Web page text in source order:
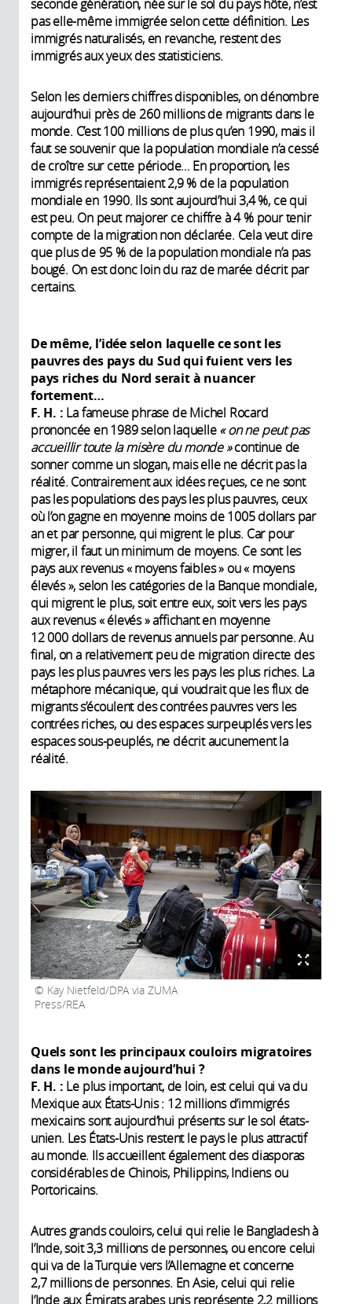
seconde génération, née sur le sol du pays hôte, n’est
pas elle-même immigrée selon cette définition. Les
immigrés naturalisés, en revanche, restent des
immigrés aux yeux des statisticiens.
Selon les derniers chiffres disponibles, on dénombre
aujourd’hui près de 260 millions de migrants dans le
monde. C’est 100 millions de plus qu’en 1990, mais il
faut se souvenir que la population mondiale n’a cessé
de croître sur cette période… En proportion, les
immigrés représentaient 2,9 % de la population
mondiale en 1990. Ils sont aujourd’hui 3,4 %, ce qui
est peu. On peut majorer ce chiffre à 4 % pour tenir
compte de la migration non déclarée. Cela veut dire
que plus de 95 % de la population mondiale n’a pas
bougé. On est donc loin du raz de marée décrit par
certains.
De même, l’idée selon laquelle ce sont les
pauvres des pays du Sud qui fuient vers les
pays riches du Nord serait à nuancer
fortement…
F. H. : La fameuse phrase de Michel Rocard
prononcée en 1989 selon laquelle« on ne peut pas
accueillir toute la misère du monde »continue de
sonner comme un slogan, mais elle ne décrit pas la
réalité. Contrairement aux idées reçues, ce ne sont
pas les populations des pays les plus pauvres, ceux
où l’on gagne en moyenne moins de 1005 dollars par
an et par personne, qui migrent le plus. Car pour
migrer, il faut un minimum de moyens. Ce sont les
pays aux revenus « moyens faibles » ou « moyens
élevés », selon les catégories de la Banque mondiale,
qui migrent le plus, soit entre eux, soit vers les pays
aux revenus « élevés » affichant en moyenne
12 000 dollars de revenus annuels par personne. Au
final, on a relativement peu de migration directe des
pays les plus pauvres vers les pays les plus riches. La
métaphore mécanique, qui voudrait que les flux de
migrants s’écoulent des contrées pauvres vers les
contrées riches, ou des espaces surpeuplés vers les
espaces sous-peuplés, ne décrit aucunement la
réalité.
Kay Nietfeld/DPA via ZUMA
Press/REA
Quels sont les principaux couloirs migratoires
dans le monde aujourd’hui ?
F. H. : Le plus important, de loin, est celui qui va du
Mexique aux États-Unis : 12 millions d’immigrés
mexicains sont aujourd’hui présents sur le sol états-
unien. Les États-Unis restent le pays le plus attractif
au monde. Ils accueillent également des diasporas
considérables de Chinois, Philippins, Indiens ou
Portoricains.
Autres grands couloirs, celui qui relie le Bangladesh à
l’Inde, soit 3,3 millions de personnes, ou encore celui
qui va de la Turquie vers l’Allemagne et concerne
2,7 millions de personnes. En Asie, celui qui relie
l’Inde aux Émirats arabes unis représente 2,2 millions